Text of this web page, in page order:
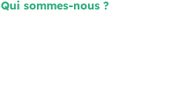
Qui sommes-nous ?